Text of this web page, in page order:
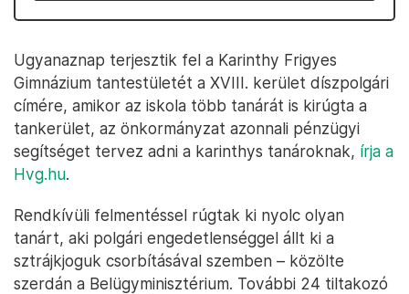
Ugyanaznap terjesztik fel a Karinthy Frigyes
Gimnázium tantestületét a XVIII. kerület díszpolgári
címére, amikor az iskola több tanárát is kirúgta a
tankerület, az önkormányzat azonnali pénzügyi
segítséget tervez adni a karinthys tanároknak, írja a
Hvg.hu.
Rendkívüli felmentéssel rúgtak ki nyolc olyan
tanárt, aki polgári engedetlenséggel állt ki a
sztrájkjoguk csorbításával szemben – közölte
szerdán a Belügyminisztérium. További 24 tiltakozó